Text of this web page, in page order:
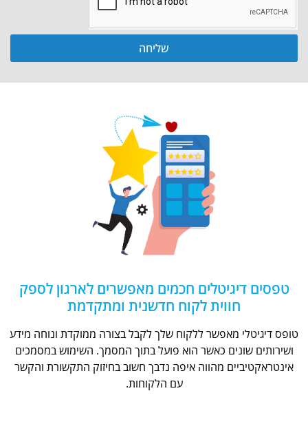
שליחה
טפסים דיגיטלים חכמים מאפשרים לארגון לספק
חווית לקוח חדשנית ומתקדמת
טופס דיגיטלי מאפשר ללקוח שלך לקבל בצורה ממוקדת ונוחה מידע
ושירותים שונים כאשר הוא פועל בתוך המסמך. השימוש במסמכים
אינטראקטיביים מהווה איפה נדבך חשוב בחיזוק התקשורת והקשר
עם הלקוחות.